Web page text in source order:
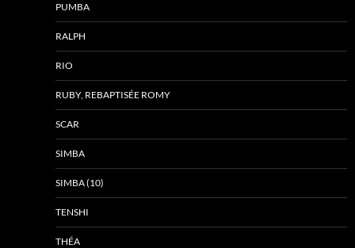
PUMBA
RALPH
RIO
RUBY, REBAPTISÉE ROMY
SCAR
SIMBA
SIMBA (10)
TENSHI
THÉA